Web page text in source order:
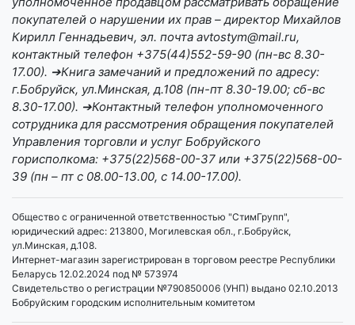
покупателей о нарушении их прав – директор Михайлов
Кирилл Геннадьевич, эл. почта avtostym@mail.ru,
контактный телефон +375(44)552-59-90 (пн-вс 8.30-
17.00). ➔Книга замечаний и предложений по адресу:
г.Бобруйск, ул.Минская, д.108 (пн-пт 8.30-19.00; сб-вс
8.30-17.00). ➔Контактный телефон уполномоченного
сотрудника для рассмотрения обращения покупателей
Управления торговли и услуг Бобруйского
горисполкома: +375(22)568-00-37 или +375(22)568-00-
39 (пн – пт с 08.00-13.00, с 14.00-17.00).
Общество с ограниченной ответственностью "СтимГрупп",
юридический адрес: 213800, Могилевская обл., г.Бобруйск,
ул.Минская, д.108.
Интернет-магазин зарегистрирован в торговом реестре Республики
Беларусь 12.02.2024 под № 573974
Свидетельство о регистрации №790850006 (УНП) выдано 02.10.2013
Бобруйским городским исполнительным комитетом